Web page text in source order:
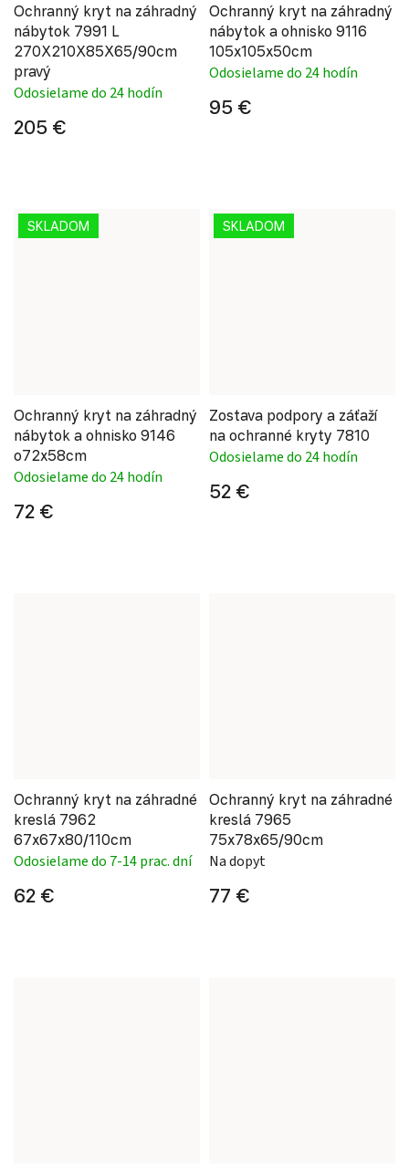
Ochranný kryt na záhradný
nábytok 7991 L
270X210X85X65/90cm
pravý
Odosielame do 24 hodín
205 €
Ochranný kryt na záhradný
nábytok a ohnisko 9116
105x105x50cm
Odosielame do 24 hodín
95 €
SKLADOM
Ochranný kryt na záhradný
nábytok a ohnisko 9146
o72x58cm
Odosielame do 24 hodín
72 €
SKLADOM
Zostava podpory a záťaží
na ochranné kryty 7810
Odosielame do 24 hodín
52 €
Ochranný kryt na záhradné
kreslá 7962
67x67x80/110cm
Odosielame do 7-14 prac. dní
62 €
Ochranný kryt na záhradné
kreslá 7965
75x78x65/90cm
Na dopyt
77 €